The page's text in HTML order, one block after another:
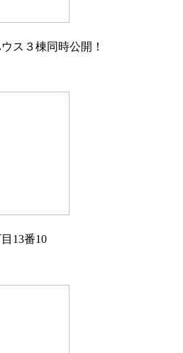
ス３棟同時公開！
13番10